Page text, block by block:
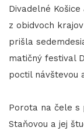
Divadelné
z obidvoch
prišla
matičný festival
poctil návštevou
Porota na čele s
Staňovou a jej